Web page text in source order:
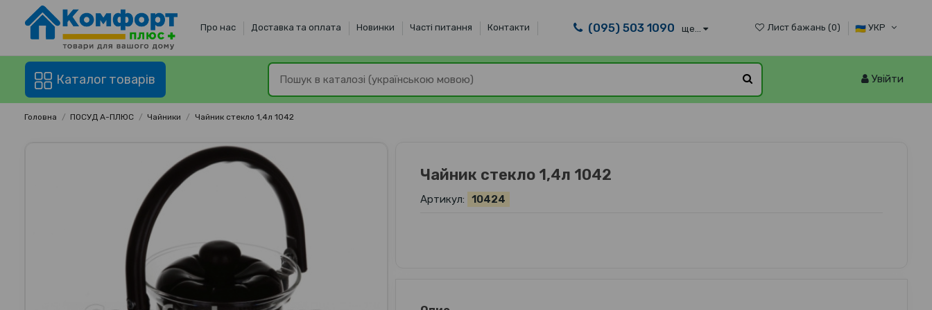
Про нас Доставка та оплата Новинки Часті питання Контакти (095) 503 1090 ще... Лист бажань (0) УКР
Каталог товарів Увійти
Головна ПОСУД А-ПЛЮС Чайники Чайник стекло 1,4л 1042
Чайник стекло 1,4л 1042
Артикул: 10424